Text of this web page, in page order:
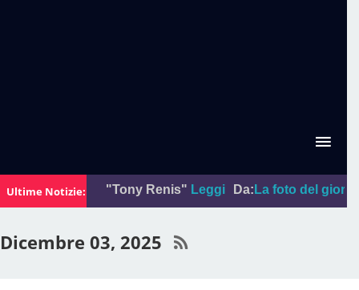
Ultime Notizie:"Tony Renis" Leggi Da: La foto del giorno
Dicembre 03, 2025